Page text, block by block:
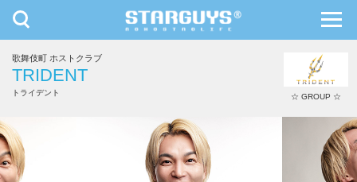
九州・沖縄 北海道・東北
toggle
navigation
歌舞伎町 ホストクラブ
TRIDENT
トライデント ☆ GROUP ☆
福富 大地